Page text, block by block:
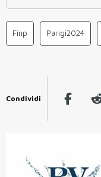
Finp Parigi2024
Condividi